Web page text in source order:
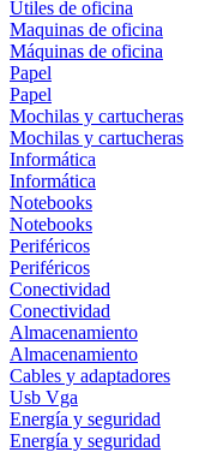
Útiles de oficina
Maquinas de oficina
Máquinas de oficina
Papel
Papel
Mochilas y cartucheras
Mochilas y cartucheras
Informática
Informática
Notebooks
Notebooks
Periféricos
Periféricos
Conectividad
Conectividad
Almacenamiento
Almacenamiento
Cables y adaptadores
Usb Vga
Energía y seguridad
Energía y seguridad